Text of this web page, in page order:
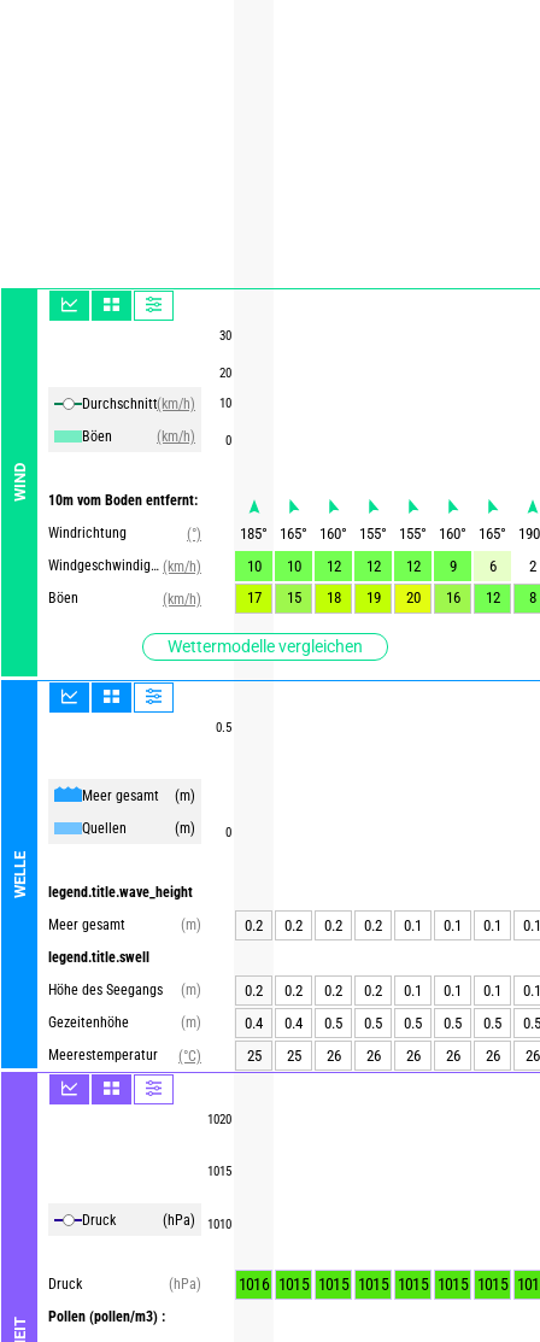
WIND
Durchschnittliche Winde
(km/h)
Böen
(km/h)
10m vom Boden entfernt:
Windrichtung
(°)
Windgeschwindigkeit (km/h)
Böen
(km/h)
Wettermodelle vergleichen
WELLE
Meer gesamt
(m)
Quellen
(m)
legend.title.wave_height
Meer gesamt
(m)
legend.title.swell
Höhe des Seegangs
(m)
Gezeitenhöhe
(m)
Meerestemperatur
(°C)
Druck (hPa)
Druck
(hPa)
Pollen (pollen/m3) :
30
20
10
0
0.5
0
1020
1015
1010
185° 165° 160° 155° 155° 160° 165°
190
10
10 12 12 12 9 6
2
17
15 18 19 20 16 12 8
0.2 0.2 0.2 0.2 0.1 0.1 0.1 0.1
0.2 0.2 0.2 0.2 0.1 0.1 0.1
0.1
0.4
0.4 0.5 0.5 0.5 0.5 0.5
0.5
25
25 26 26 26 26 26 26
1016 1015 1015 1015 1015 1015 1015